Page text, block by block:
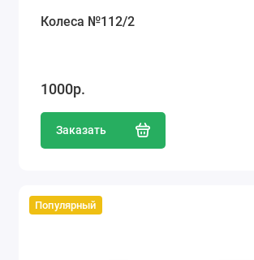
Колеса №112/2
1000р.
Заказать
Популярный